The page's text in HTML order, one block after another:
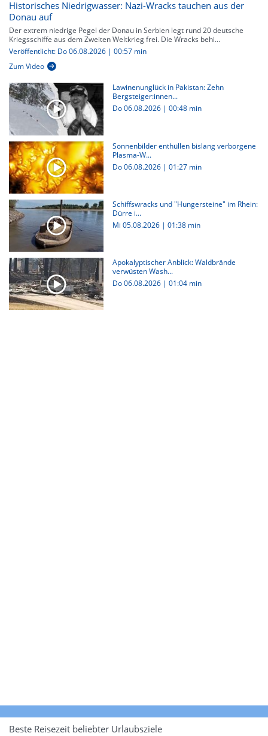
Historisches Niedrigwasser: Nazi-Wracks tauchen aus der
Donau auf
Der extrem niedrige Pegel der Donau in Serbien legt rund 20 deutsche
Kriegsschiffe aus dem Zweiten Weltkrieg frei. Die Wracks behi...
Veröffentlicht: Do 06.08.2026 | 00:57 min
Zum Video
Lawinenunglück in Pakistan: Zehn
Bergsteiger:innen...
Do 06.08.2026 | 00:48 min
Sonnenbilder enthüllen bislang verborgene
Plasma-W...
Do 06.08.2026 | 01:27 min
Schiffswracks und "Hungersteine" im Rhein:
Dürre i...
Mi 05.08.2026 | 01:38 min
Apokalyptischer Anblick: Waldbrände
verwüsten Wash...
Do 06.08.2026 | 01:04 min
Beste Reisezeit beliebter Urlaubsziele